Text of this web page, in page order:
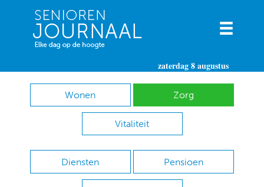
zaterdag 8 augustus
Wonen Zorg
Vitaliteit
Diensten Pensioen